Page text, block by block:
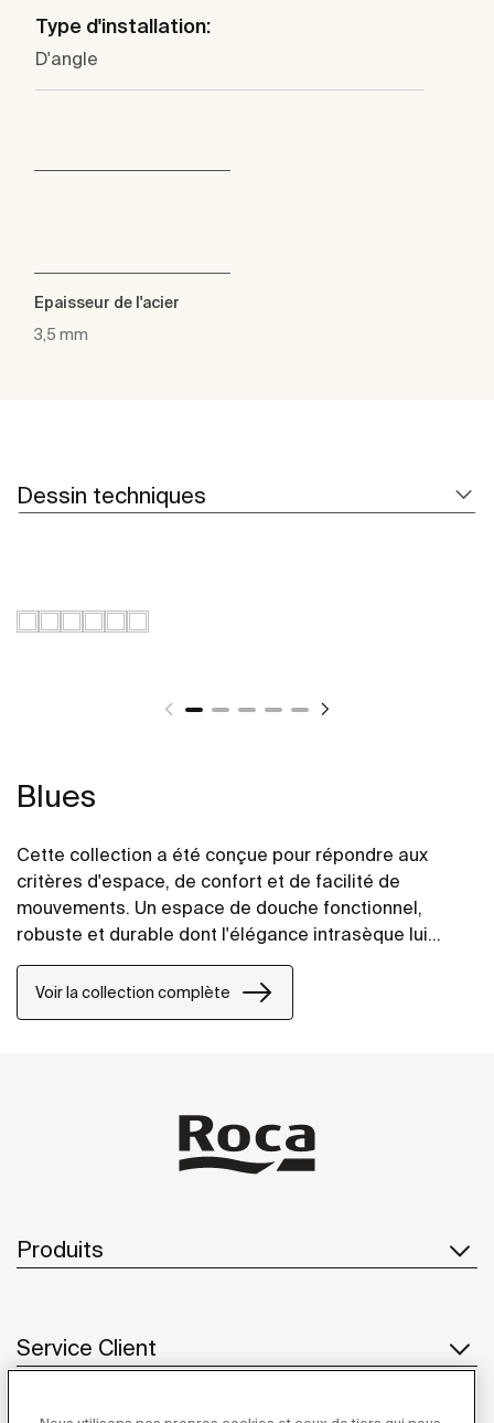
Type d'installation:
D'angle
Epaisseur de l'acier
3,5 mm
Dessin techniques
Blues
Cette collection a été conçue pour répondre aux
critères d'espace, de confort et de facilité de
mouvements. Un espace de douche fonctionnel,
robuste et durable dont l'élégance intrasèque lui
permet de s'intégrer parfaitement aux autres
éléments de la salle de bains.
Voir la collection complète
Produits
Service Client